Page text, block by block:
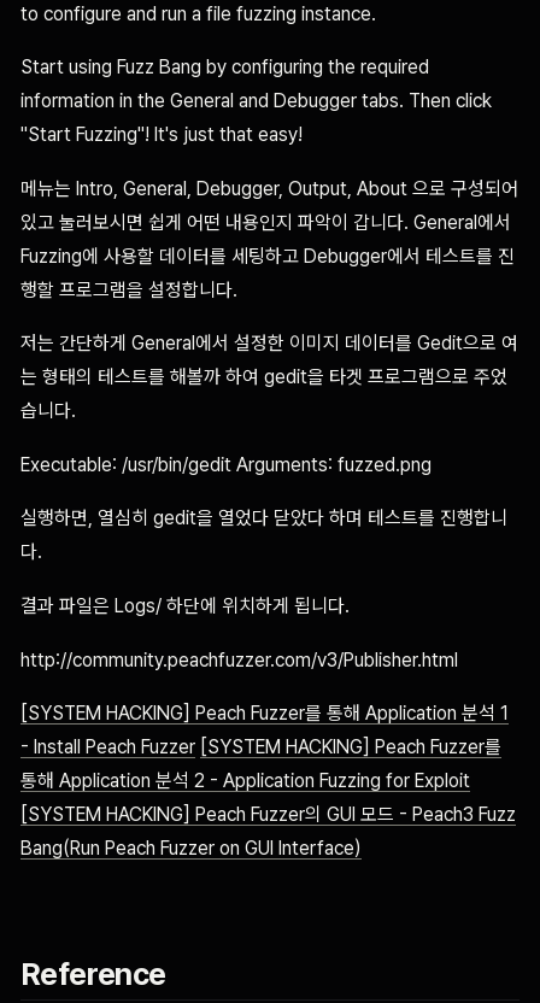
to configure and run a file fuzzing instance.
Start using Fuzz Bang by configuring the required
information in the General and Debugger tabs. Then click
"Start Fuzzing"! It's just that easy!
메뉴는 Intro, General, Debugger, Output, About 으로 구성되어
있고 눌러보시면 쉽게 어떤 내용인지 파악이 갑니다. General에서
Fuzzing에 사용할 데이터를 세팅하고 Debugger에서 테스트를 진
행할 프로그램을 설정합니다.
저는 간단하게 General에서 설정한 이미지 데이터를 Gedit으로 여
는 형태의 테스트를 해볼까 하여 gedit을 타겟 프로그램으로 주었
습니다.
Executable: /usr/bin/gedit Arguments: fuzzed.png
실행하면, 열심히 gedit을 열었다 닫았다 하며 테스트를 진행합니
다.
결과 파일은 Logs/ 하단에 위치하게 됩니다.
http://community.peachfuzzer.com/v3/Publisher.html
[SYSTEM HACKING] Peach Fuzzer를 통해 Application 분석 1
- Install Peach Fuzzer [SYSTEM HACKING] Peach Fuzzer를
통해 Application 분석 2 - Application Fuzzing for Exploit
[SYSTEM HACKING] Peach Fuzzer의 GUI 모드 - Peach3 Fuzz
Bang(Run Peach Fuzzer on GUI Interface)
Reference